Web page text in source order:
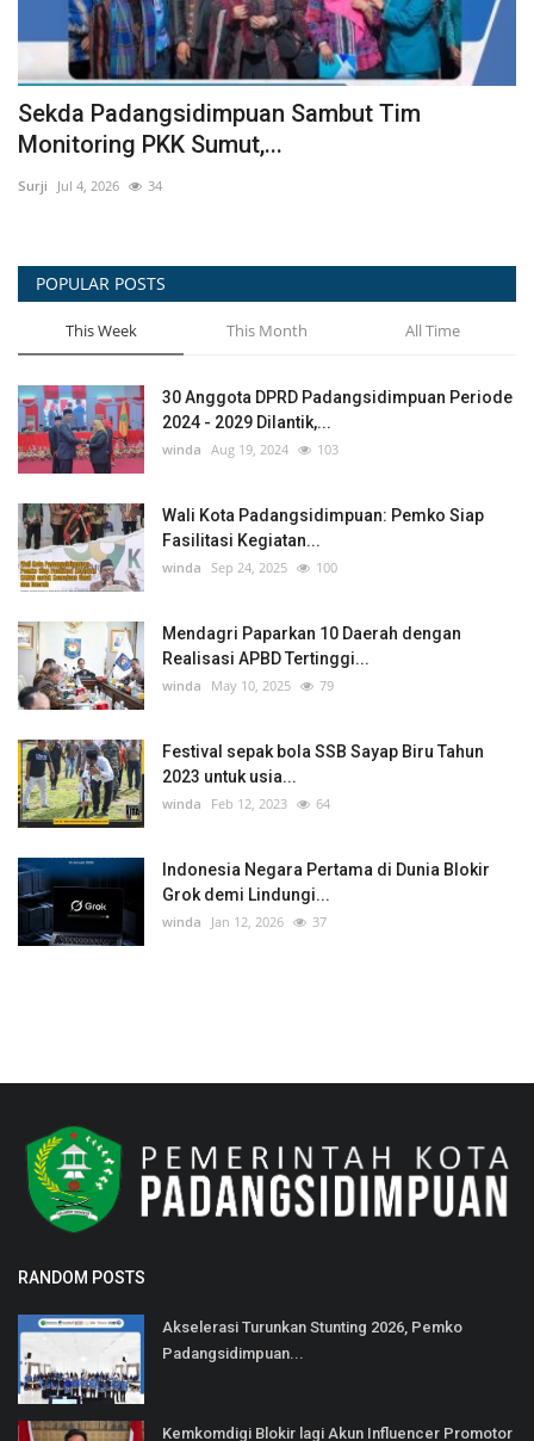
Sekda Padangsidimpuan Sambut Tim
Monitoring PKK Sumut,...
Surji Jul 4, 2026 34
POPULAR POSTS
This Week This Month All Time
30 Anggota DPRD Padangsidimpuan Periode
2024 - 2029 Dilantik,...
winda Aug 19, 2024 103
Wali Kota Padangsidimpuan: Pemko Siap
Fasilitasi Kegiatan...
winda Sep 24, 2025 100
Mendagri Paparkan 10 Daerah dengan
Realisasi APBD Tertinggi...
winda May 10, 2025 79
Festival sepak bola SSB Sayap Biru Tahun
2023 untuk usia...
winda Feb 12, 2023 64
Indonesia Negara Pertama di Dunia Blokir
Grok demi Lindungi...
winda Jan 12, 2026 37
RANDOM POSTS
Akselerasi Turunkan Stunting 2026, Pemko
Padangsidimpuan...
Kemkomdigi Blokir lagi Akun Influencer Promotor